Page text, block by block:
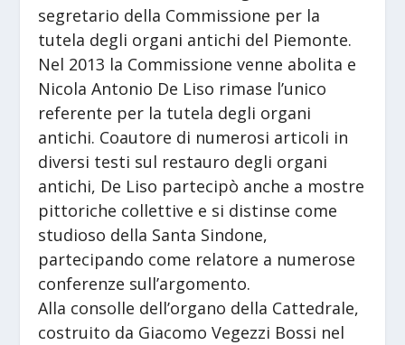
segretario della Commissione per la
tutela degli organi antichi del Piemonte.
Nel 2013 la Commissione venne abolita e
Nicola Antonio De Liso rimase l’unico
referente per la tutela degli organi
antichi. Coautore di numerosi articoli in
diversi testi sul restauro degli organi
antichi, De Liso partecipò anche a mostre
pittoriche collettive e si distinse come
studioso della Santa Sindone,
partecipando come relatore a numerose
conferenze sull’argomento.
Alla consolle dell’organo della Cattedrale,
costruito da Giacomo Vegezzi Bossi nel